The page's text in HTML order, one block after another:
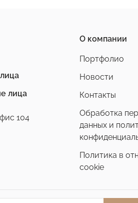
лица
104
О компании
Портфолио
Новости
Контакты
Обработка
данных и
Политика в
cookie